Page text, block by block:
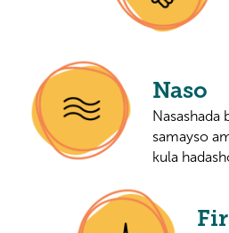
Naso
Nasashada
samayso
kula